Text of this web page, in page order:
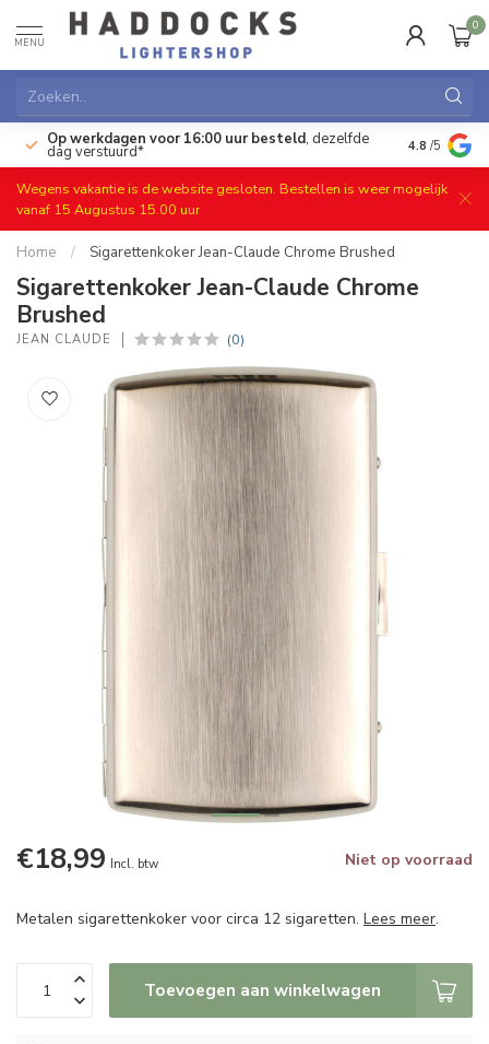
MENU
0
Op werkdagen voor 16:00 uur besteld, dezelfde
dag verstuurd* Gratis
4.8 /5
Wegens vakantie is de website gesloten. Bestellen is weer mogelijk
vanaf 15 Augustus 15.00 uur
Home / Sigarettenkoker Jean-Claude Chrome Brushed
Sigarettenkoker Jean-Claude Chrome
Brushed
JEAN CLAUDE (0)
€18,99 Incl. btw Niet op voorraad
Metalen sigarettenkoker voor circa 12 sigaretten. Lees meer.
Toevoegen aan winkelwagen